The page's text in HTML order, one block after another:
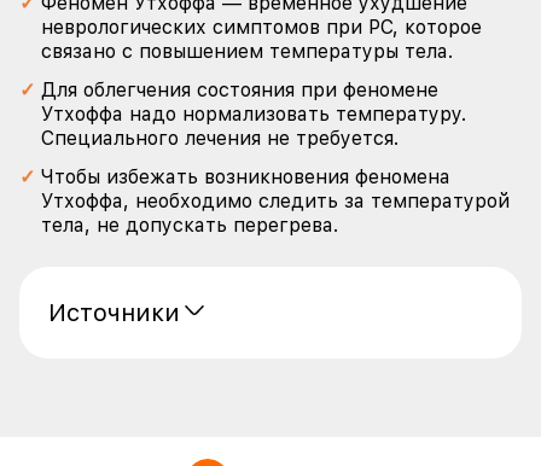
неврологических симптомов при РС, которое
связано с повышением температуры тела.
Для облегчения состояния при феномене
Утхоффа надо нормализовать температуру.
Специального лечения не требуется.
Чтобы избежать возникновения феномена
Утхоффа, необходимо следить за температурой
тела, не допускать перегрева.
Источники